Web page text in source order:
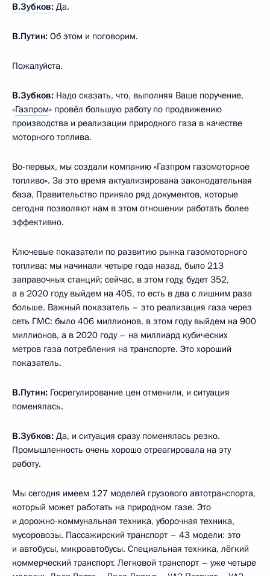
В.Зубков: Да.
В.Путин: Об этом и поговорим.
Пожалуйста.
В.Зубков: Надо сказать, что, выполняя Ваше поручение,
«Газпром» провёл большую работу по продвижению
производства и реализации природного газа в качестве
моторного топлива.
Во-первых, мы создали компанию «Газпром газомоторное
топливо». За это время актуализирована законодательная
база, Правительство приняло ряд документов, которые
сегодня позволяют нам в этом отношении работать более
эффективно.
Ключевые показатели по развитию рынка газомоторного
топлива: мы начинали четыре года назад, было 213
заправочных станций; сейчас, в этом году, будет 352,
а в 2020 году выйдем на 405, то есть в два с лишним раза
больше. Важный показатель – это реализация газа через
сеть ГМС: было 406 миллионов, в этом году выйдем на 900
миллионов, а в 2020 году – на миллиард кубических
метров газа потребления на транспорте. Это хороший
показатель.
В.Путин: Госрегулирование цен отменили, и ситуация
поменялась.
В.Зубков: Да, и ситуация сразу поменялась резко.
Промышленность очень хорошо отреагировала на эту
работу.
Мы сегодня имеем 127 моделей грузового автотранспорта,
который может работать на природном газе. Это
и дорожно-коммунальная техника, уборочная техника,
мусоровозы. Пассажирский транспорт – 43 модели: это
и автобусы, микроавтобусы. Специальная техника, лёгкий
коммерческий транспорт. Легковой транспорт – уже четыре